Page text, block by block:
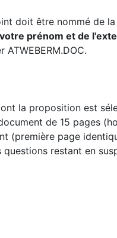
doit être nommé de
prénom et de
la proposition est
de 15 pages
(première page
restant en